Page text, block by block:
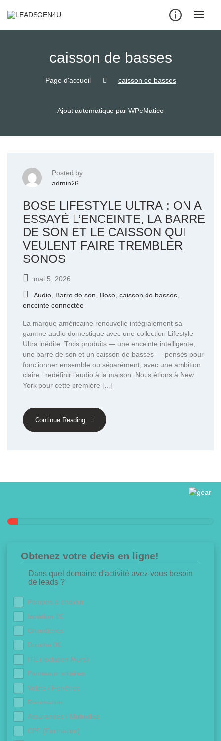
caisson de basses
Page d'accueil caisson de basses
Ajout automatique par WPeMatico
Posted by
admin26
BOSE LIFESTYLE ULTRA : ON A
ESSAYÉ L’ENCEINTE, LA BARRE
DE SON ET LE CAISSON QUI
VEULENT FAIRE TREMBLER
SONOS
mai 5, 2026
Audio Barre de son Bose caisson de basses
enceinte connectée
La marque américaine renouvelle intégralement sa
gamme audio domestique avec une collection Lifestyle
Ultra inédite. Trois produits — une enceinte intelligente,
une barre de son et un caisson de basses — pensés pour
fonctionner ensemble ou séparément, avec une ambition
claire : redéfinir l’audio à la maison. Nous étions à New
York pour cette première […]
Continue Reading
Obtenez votre devis en ligne!
Dans quel domaine d'activité avez-vous besoin
de leads ?
Pompes à chaleur
Isolation 1€
Chaudières
Douche 0€
ITE (Isolation Murs)
Panneaux solaires
Volets / Fenêtres
Rénovation
Assurances / Mutuelles
CPF (Formation)